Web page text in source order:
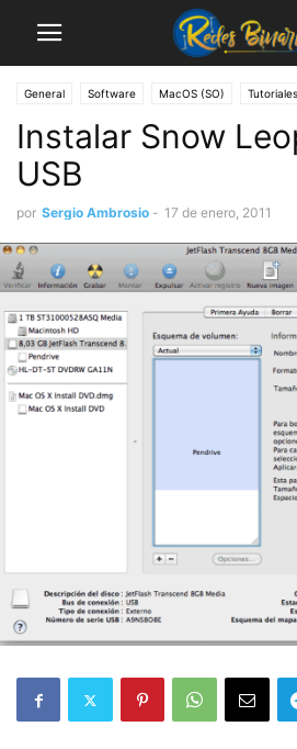
General Software MacOS (SO) Tutoriales
Instalar Snow
USB
por Sergio Ambrosio - 17 de enero, 2011